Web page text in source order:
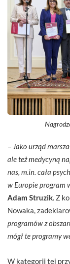
– Jako urząd
ale też medycyną
nas, m.in. cała
w Europie program
Adam Struzik . Z
Nowaka,
programów z
mógł te programy
W kategorii tej